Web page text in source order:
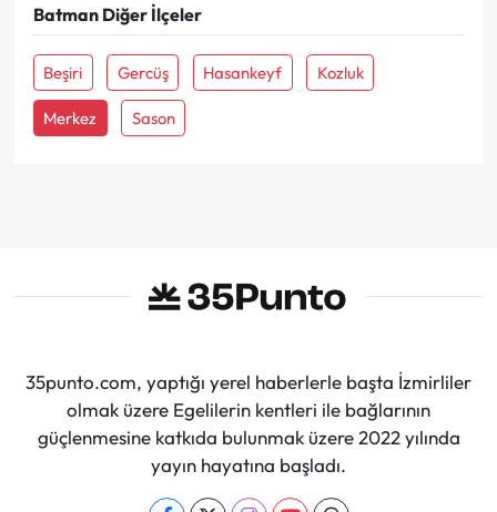
Batman Diğer İlçeler
Beşiri Gercüş Hasankeyf Kozluk
Merkez Sason
35punto.com, yaptığı yerel haberlerle başta İzmirliler
olmak üzere Egelilerin kentleri ile bağlarının
güçlenmesine katkıda bulunmak üzere 2022 yılında
yayın hayatına başladı.